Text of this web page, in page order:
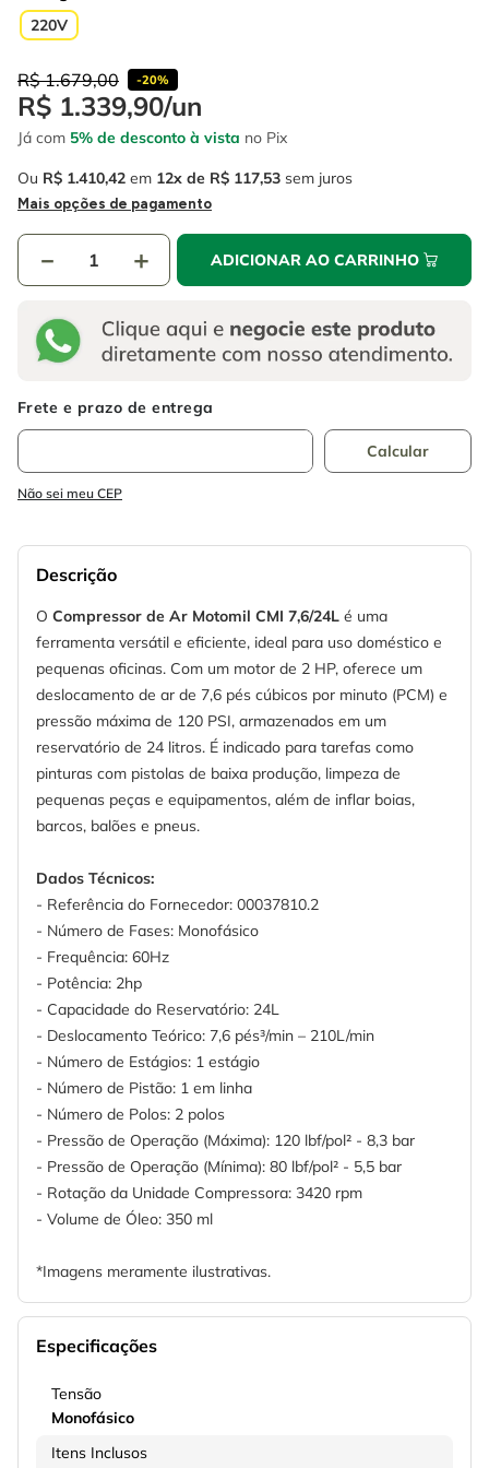
220V
R$ 1.679,00 -20%
R$ 1.339,90/un
Já com 5% de desconto à vista no Pix
Ou R$ 1.410,42 em 12 R$ 117,53 sem juros
Mais opções de pagamento
＋
－ ADICIONAR AO CARRINHO
Não sei meu CEP
Descrição
O Compressor de Ar Motomil CMI 7,6/24L é uma
ferramenta versátil e eficiente, ideal para uso doméstico e
pequenas oficinas. Com um motor de 2 HP, oferece um
deslocamento de ar de 7,6 pés cúbicos por minuto (PCM) e
pressão máxima de 120 PSI, armazenados em um
reservatório de 24 litros. É indicado para tarefas como
pinturas com pistolas de baixa produção, limpeza de
pequenas peças e equipamentos, além de inflar boias,
barcos, balões e pneus.
Dados Técnicos:
- Referência do Fornecedor: 00037810.2
- Número de Fases: Monofásico
- Frequência: 60Hz
- Potência: 2hp
- Capacidade do Reservatório: 24L
- Deslocamento Teórico: 7,6 pés³/min – 210L/min
- Número de Estágios: 1 estágio
- Número de Pistão: 1 em linha
- Número de Polos: 2 polos
- Pressão de Operação (Máxima): 120 lbf/pol² - 8,3 bar
- Pressão de Operação (Mínima): 80 lbf/pol² - 5,5 bar
- Rotação da Unidade Compressora: 3420 rpm
- Volume de Óleo: 350 ml
*Imagens meramente ilustrativas.
Especificações
Tensão
Monofásico
Itens Inclusos
6º
8 cabo flexivel
9º chave impacto
10 º disco corte
escada
º fio
º serra copo
º cabo flexivel
disco corte